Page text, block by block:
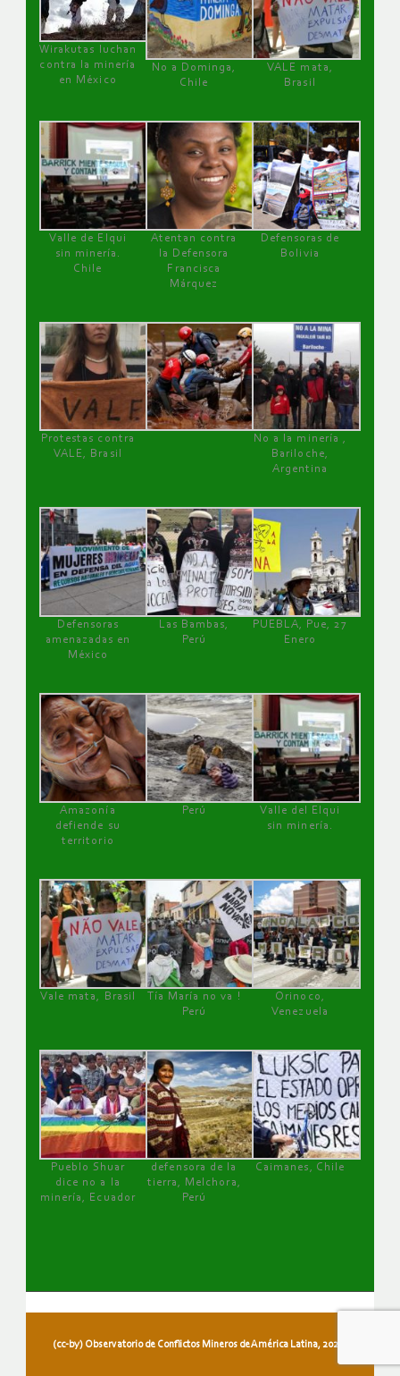
Wirakutas luchan
contra la minería
en México
No a Dominga,
Chile
VALE mata,
Brasil
Valle de Elqui
sin minería.
Chile
Atentan contra
la Defensora
Francisca
Márquez
Defensoras de
Bolivia
Protestas contra
VALE, Brasil
No a la minería ,
Bariloche,
Argentina
Defensoras
amenazadas en
México
Las Bambas,
Perú
PUEBLA, Pue, 27
Enero
Amazonía
defiende su
territorio
Perú
Valle del Elqui
sin minería.
Vale mata, Brasil
Tía María no va !
Perú
Orinoco,
Venezuela
Pueblo Shuar
dice no a la
minería, Ecuador
defensora de la
tierra, Melchora,
Perú
Caimanes, Chile
(cc-by) Observatorio de Conflictos Mineros de América Latina, 2026